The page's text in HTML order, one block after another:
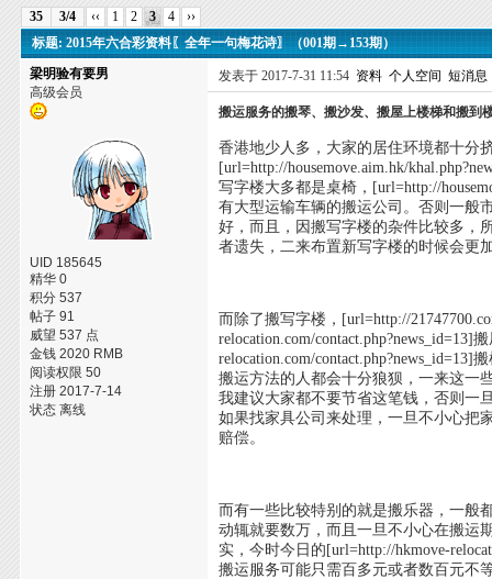
35
3/4 ‹‹ 1 2 3 4
››
标题: 2015年六合彩资料〖全年一句梅花诗〗（001期→153期）
梁明验有要男
高级会员
UID 185645
精华 0
积分 537
帖子 91
威望 537 点
金钱 2020 RMB
阅读权限 50
注册 2017-7-14
状态 离线
发表于 2017-7-31 11:54 资料 个人空间 短消息
搬运服务的搬琴、搬沙发、搬屋上楼梯和搬到
香港地少人多，大家的居住环境都十分
[url=http://housemove.aim.hk/
写字楼大多都是桌椅，[url=http://
有大型运输车辆的搬运公司。否则一般
好，而且，因搬写字楼的杂件比较多，
者遗失，二来布置新写字楼的时候会更
而除了搬写字楼，[url=http://
relocation.com/
relocation.com/
搬运方法的人都会十分狼狈，一来这一
我建议大家都不要节省这笔钱，否则一
如果找家具公司来处理，一旦不小心把
赔偿。
而有一些比较特别的就是搬乐器，一般
动辄就要数万，而且一旦不小心在搬运
实，今时今日的[url=http://hkmove-
搬运服务可能只需百多元或者数百元不